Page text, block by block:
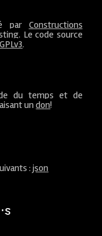
par Constructions
. Le code source
.
du temps et de
undon!
:json